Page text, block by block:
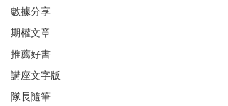
數據分享
期權文章
推薦好書
講座文字版
隊長隨筆